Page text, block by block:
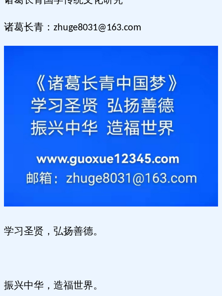
诸葛长青： zhuge8031@163.com
学习圣贤，弘扬善德。
振兴中华，造福世界。